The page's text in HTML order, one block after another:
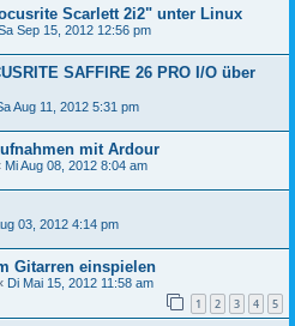
Scarlett 2i2" unter Linux
Sep 15, 2012 12:56 pm
SAFFIRE 26 PRO I/O über
Aug 11, 2012 5:31 pm
mit Ardour
Mi Aug 08, 2012 8:04 am
03, 2012 4:14 pm
Gitarren einspielen
Di Mai 15, 2012 11:58 am
1 2 3 4 5